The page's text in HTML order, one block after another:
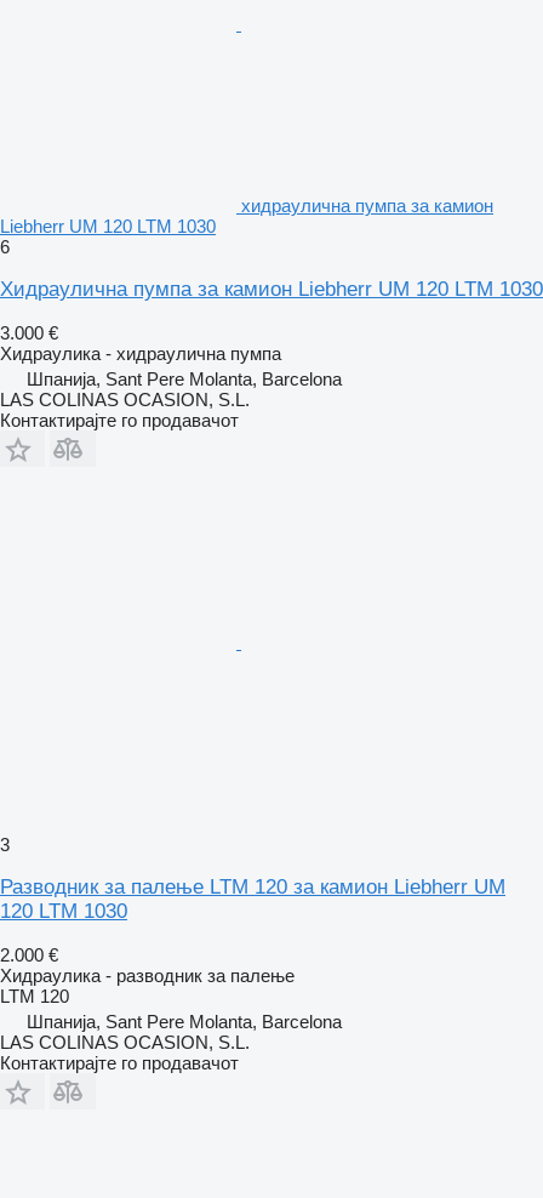
хидраулична пумпа за камион
Liebherr UM 120 LTM 1030
6
Хидраулична пумпа за камион Liebherr UM 120 LTM 1030
3.000 €
Хидраулика - хидраулична пумпа
Шпанија, Sant Pere Molanta, Barcelona
LAS COLINAS OCASION, S.L.
Контактирајте го продавачот
3
Разводник за палење LTM 120 за камион Liebherr UM
120 LTM 1030
2.000 €
Хидраулика - разводник за палење
LTM 120
Шпанија, Sant Pere Molanta, Barcelona
LAS COLINAS OCASION, S.L.
Контактирајте го продавачот